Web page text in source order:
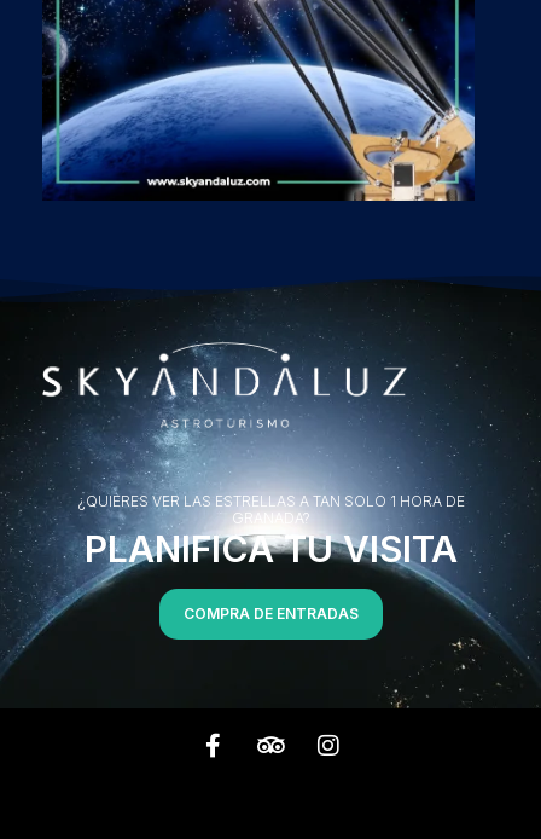
¿QUIERES VER LAS ESTRELLAS A TAN SOLO 1 HORA DE
GRANADA?
PLANIFICA TU VISITA
COMPRA DE ENTRADAS